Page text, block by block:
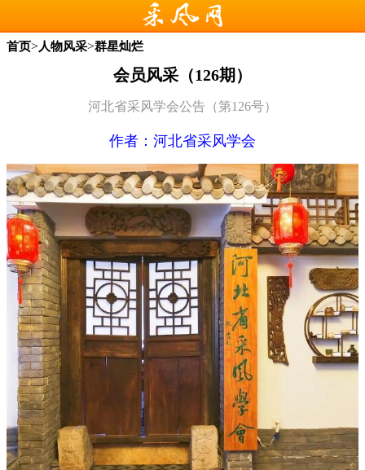
首页>人物风采>群星灿烂
会员风采（126期）
河北省采风学会公告（第126号）
作者：河北省采风学会